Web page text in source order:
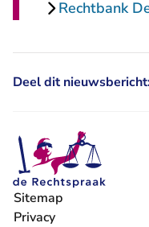
Rechtbank
Deel dit
Sitemap
Privacy